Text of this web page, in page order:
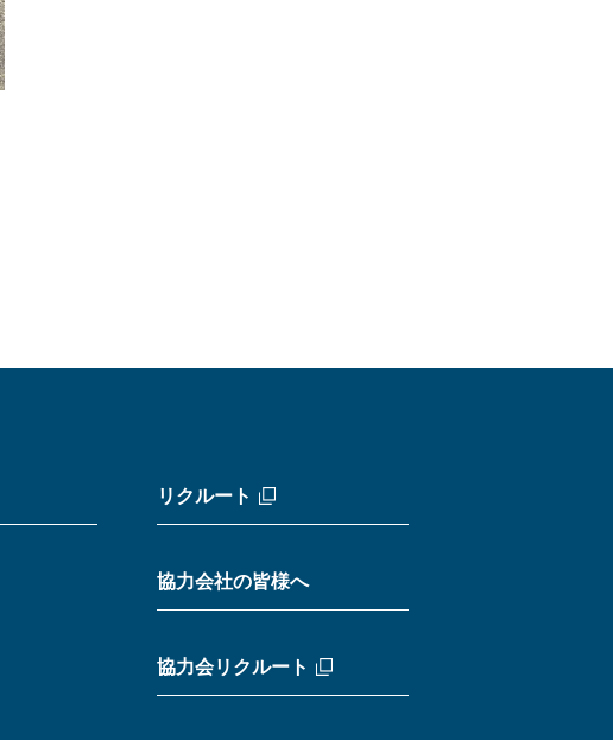
リクルート
協力会社の皆様へ
協力会リクルート